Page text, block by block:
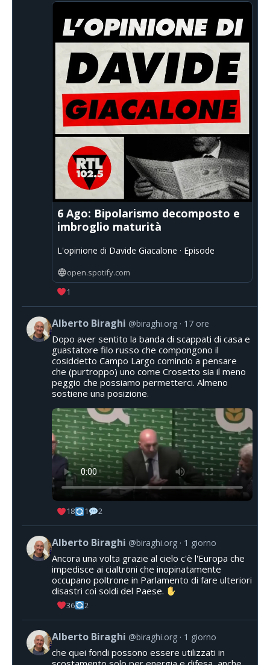
6 Ago: Bipolarismo decomposto e
imbroglio maturità
L'opinione di Davide Giacalone · Episode
open.spotify.com
1
Alberto Biraghi @biraghi.org 17 ore
Dopo aver sentito la banda di scappati di casa e
guastatore filo russo che compongono il
cosiddetto Campo Largo comincio a pensare
che (purtroppo) uno come Crosetto sia il meno
peggio che possiamo permetterci. Almeno
sostiene una posizione.
18 1 2
Alberto Biraghi @biraghi.org 1 giorno
Ancora una volta grazie al cielo c'è l'Europa che
impedisce ai cialtroni che inopinatamente
occupano poltrone in Parlamento di fare ulteriori
disastri coi soldi del Paese.
36 2
Alberto Biraghi @biraghi.org 1 giorno
che quei fondi possono essere utilizzati in